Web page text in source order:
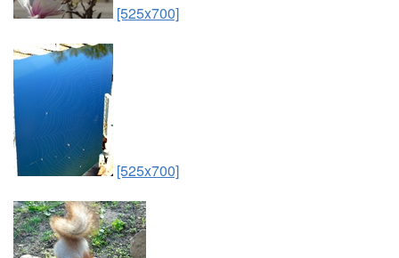
[525x700]
[525x700]